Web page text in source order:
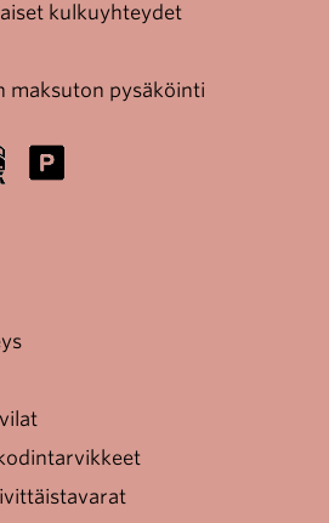
kulkuyhteydet
maksuton pysäköinti